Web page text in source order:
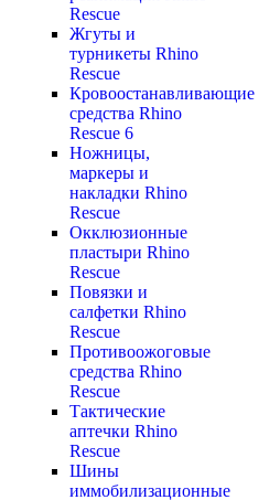
Rescue
Жгуты и
турникеты Rhino
Rescue
Кровоостанавливающие
средства Rhino
Rescue 6
Ножницы,
маркеры и
накладки Rhino
Rescue
Окклюзионные
пластыри Rhino
Rescue
Повязки и
салфетки Rhino
Rescue
Противоожоговые
средства Rhino
Rescue
Тактические
аптечки Rhino
Rescue
Шины
иммобилизационные